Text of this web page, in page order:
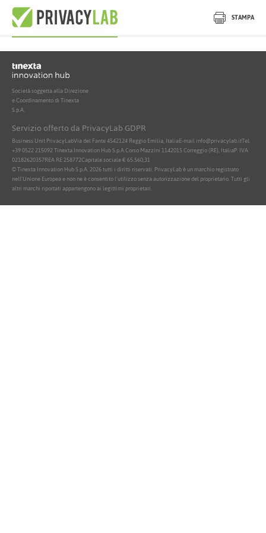
STAMPA
Nessun documento attivo trovato
Società soggetta alla Direzione
e Coordinamento di Tinexta
S.p.A.
Servizio offerto da PrivacyLab GDPR
Business Unit PrivacyLabVia del Fante 4542124 Reggio Emilia, ItaliaE-mail info@privacylab.itTel.
+39 0522 215092Tinexta Innovation Hub S.p.A.Corso Mazzini 1142015 Correggio (RE), ItaliaP. IVA
02182620357REA RE 258772Capitale sociale € 65.560,31
© Tinexta Innovation Hub S.p.A. 2026 tutti i diritti riservati. PrivacyLab è un marchio registrato
nell'Unione Europea e non ne è consentito l'utilizzo senza autorizzazione del proprietario. Tutti gli
altri marchi riportati appartengono ai legittimi proprietari.